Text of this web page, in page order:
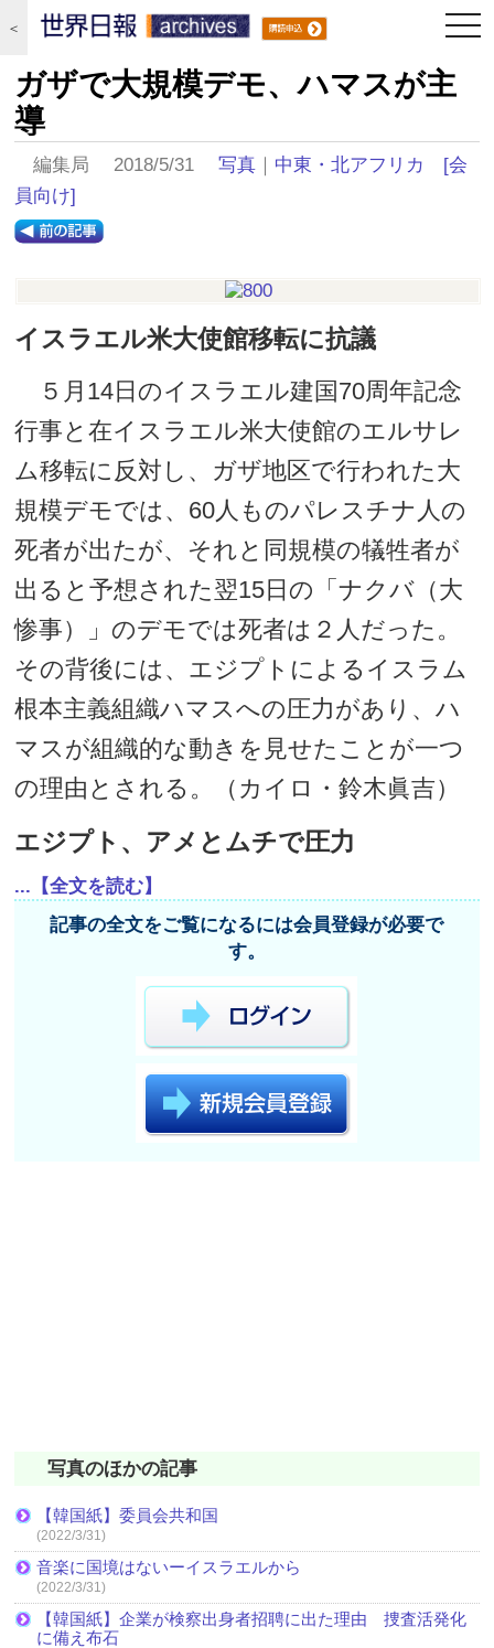
＜
ガザで大規模デモ、ハマスが主
導
編集局 2018/5/31写真 ｜ 中東・北アフリカ
[会
員向け]
イスラエル米大使館移転に抗議
５月14日のイスラエル建国70周年記念
行事と在イスラエル米大使館のエルサレ
ム移転に反対し、ガザ地区で行われた大
規模デモでは、60人ものパレスチナ人の
死者が出たが、それと同規模の犠牲者が
出ると予想された翌15日の「ナクバ（大
惨事）」のデモでは死者は２人だった。
その背後には、エジプトによるイスラム
根本主義組織ハマスへの圧力があり、ハ
マスが組織的な動きを見せたことが一つ
の理由とされる。（カイロ・鈴木眞吉）
エジプト、アメとムチで圧力
...【全文を読む】
記事の全文をご覧になるには会員登録が必要で
す。
写真のほかの記事
【韓国紙】委員会共和国
(2022/3/31)
音楽に国境はないーイスラエルから
(2022/3/31)
【韓国紙】企業が検察出身者招聘に出た理由 捜査活発化
に備え布石